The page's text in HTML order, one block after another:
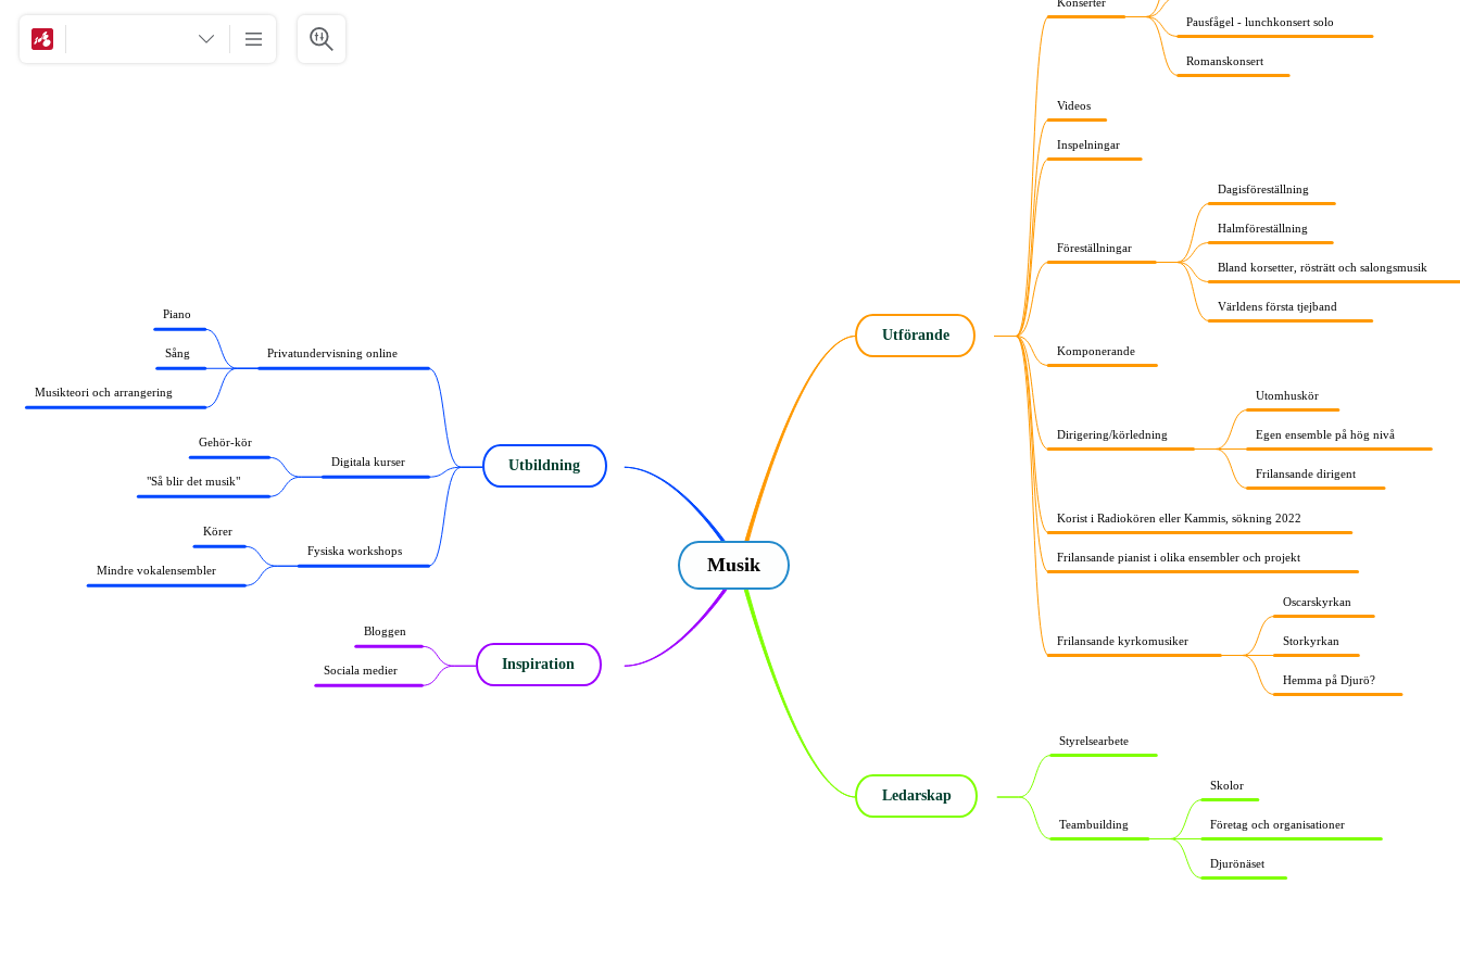
Musik
Utförande
Pausfågel - lunchkonsert solo
Romanskonsert
Videos
Inspelningar
Föreställningar
Dagisföreställning
Halmföreställning
Bland korsetter, rösträtt och salongsmusik
Världens första tjejband
Komponerande
Dirigering/körledning
Utomhuskör
Egen ensemble på hög nivå
Frilansande dirigent
Korist i Radiokören eller Kammis, sökning 2022
Frilansande pianist i olika ensembler och projekt
Frilansande kyrkomusiker
Oscarskyrkan
Storkyrkan
Hemma på Djurö?
Ledarskap
Styrelsearbete
Teambuilding
Skolor
Företag och organisationer
Djurönäset
Utbildning
Privatundervisning online
Piano
Sång
Musikteori och arrangering
Digitala kurser
Gehör-kör
"Så blir det musik"
Fysiska workshops
Körer
Mindre vokalensembler
Inspiration
Bloggen
Sociala medier